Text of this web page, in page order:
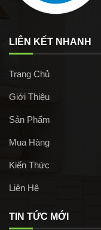
LIÊN KẾT NHANH
Trang Chủ
Giới Thiệu
Sản Phẩm
Mua Hàng
Kiến Thức
Liên Hệ
TIN TỨC MỚI